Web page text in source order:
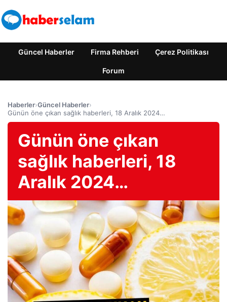
Güncel Haberler Firma Rehberi Çerez Politikası
Forum
Haberler›Güncel Haberler›
Günün öne çıkan sağlık haberleri, 18 Aralık 2024…
Günün öne çıkan
sağlık haberleri, 18
Aralık 2024…